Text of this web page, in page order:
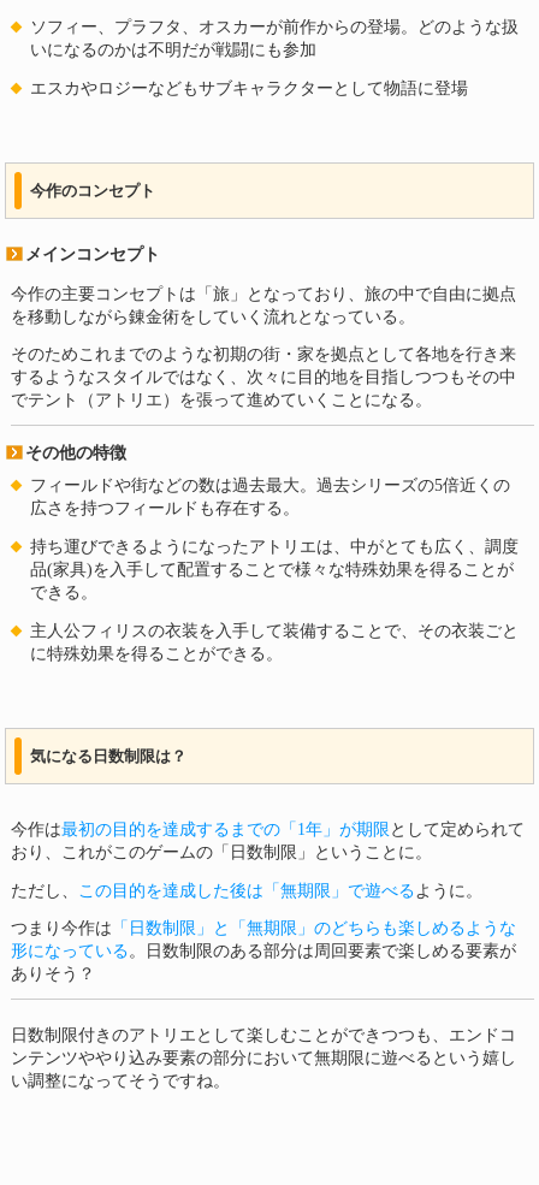
ソフィー、プラフタ、オスカーが前作からの登場。どのような扱
いになるのかは不明だが戦闘にも参加
エスカやロジーなどもサブキャラクターとして物語に登場
今作のコンセプト
メインコンセプト
今作の主要コンセプトは「旅」となっており、旅の中で自由に拠点
を移動しながら錬金術をしていく流れとなっている。
そのためこれまでのような初期の街・家を拠点として各地を行き来
するようなスタイルではなく、次々に目的地を目指しつつもその中
でテント（アトリエ）を張って進めていくことになる。
その他の特徴
フィールドや街などの数は過去最大。過去シリーズの5倍近くの
広さを持つフィールドも存在する。
持ち運びできるようになったアトリエは、中がとても広く、調度
品(家具)を入手して配置することで様々な特殊効果を得ることが
できる。
主人公フィリスの衣装を入手して装備することで、その衣装ごと
に特殊効果を得ることができる。
気になる日数制限は？
今作は最初の目的を達成するまでの「1年」が期限 として定められて
おり、これがこのゲームの「日数制限」ということに。
ただし、 この目的を達成した後は「無期限」で遊べる ように。
つまり今作は 「日数制限」と「無期限」のどちらも楽しめるような
形になっている。日数制限のある部分は周回要素で楽しめる要素が
ありそう？
日数制限付きのアトリエとして楽しむことができつつも、エンドコ
ンテンツややり込み要素の部分において無期限に遊べるという嬉し
い調整になってそうですね。